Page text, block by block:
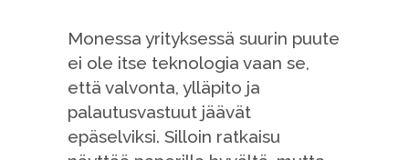
Monessa yrityksessä suurin puute
ei ole itse teknologia vaan se,
että valvonta, ylläpito ja
palautusvastuut jäävät
epäselviksi. Silloin ratkaisu